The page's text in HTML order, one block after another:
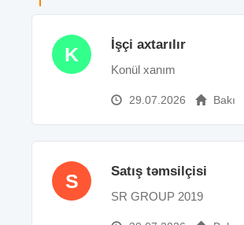
K İşçi axtarılır
Konül xanım
29.07.2026 Bakı
S Satış təmsilçisi
SR GROUP 2019